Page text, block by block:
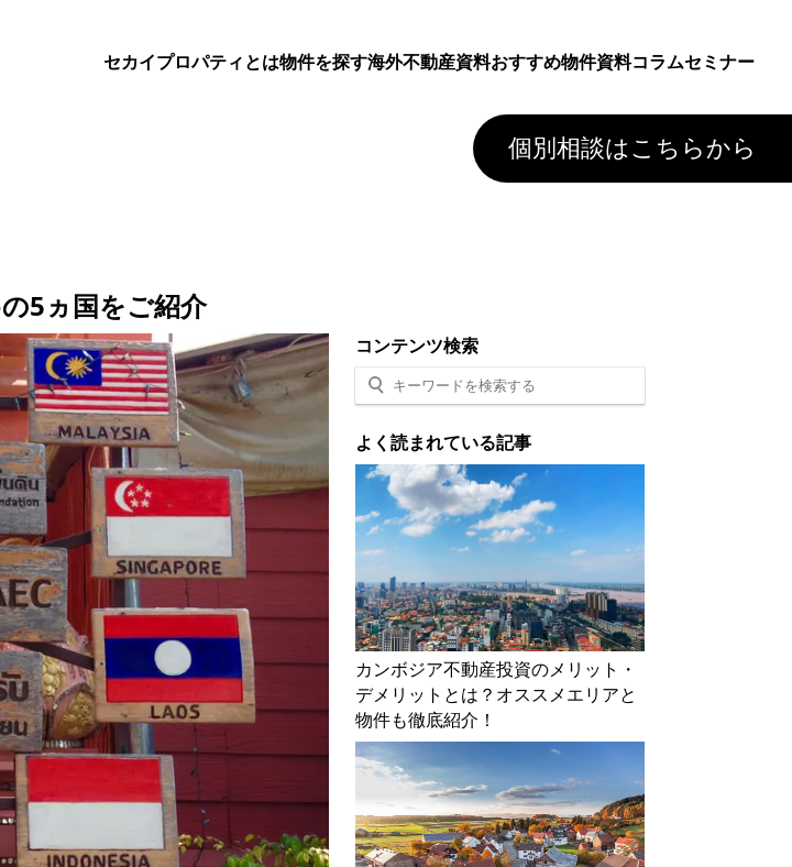
セカイプロパティとは物件を探す海外不動産資料おすすめ物件資料コラムセミナー
個別相談はこちらから
5ヵ国をご紹介
コンテンツ検索
よく読まれている記事
カンボジア不動産投資のメリット・
デメリットとは？オススメエリアと
物件も徹底紹介！